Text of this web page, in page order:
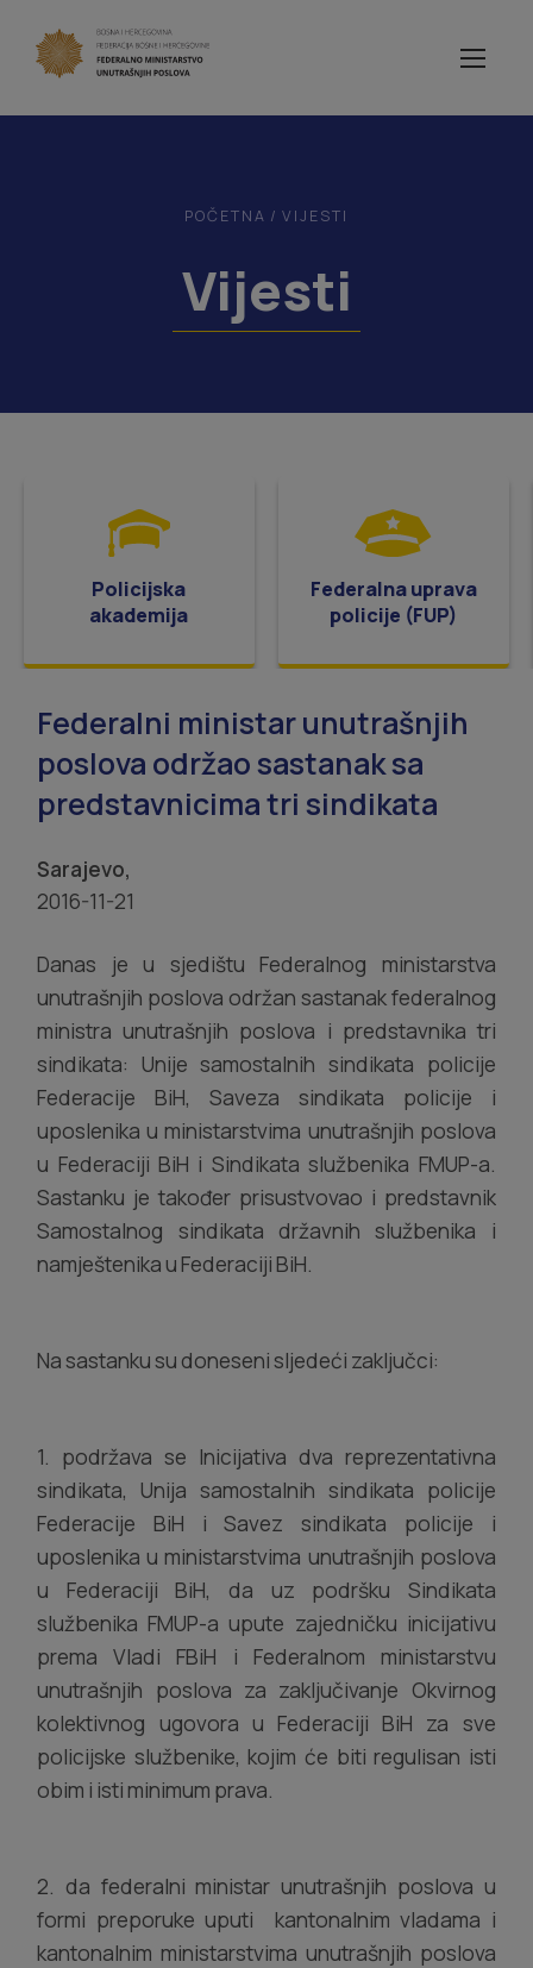
POČETNA / VIJESTI
Vijesti
Policijska
akademija
Federalna uprava
policije (FUP)
Federalni ministar unutrašnjih
poslova održao sastanak sa
predstavnicima tri sindikata
Sarajevo,
2016-11-21
Danas je u sjedištu Federalnog ministarstva
unutrašnjih poslova održan sastanak federalnog
ministra unutrašnjih poslova i predstavnika tri
sindikata: Unije samostalnih sindikata policije
Federacije BiH, Saveza sindikata policije i
uposlenika u ministarstvima unutrašnjih poslova
u Federaciji BiH i Sindikata službenika FMUP-a.
Sastanku je također prisustvovao i predstavnik
Samostalnog sindikata državnih službenika i
namještenika u Federaciji BiH.
Na sastanku su doneseni sljedeći zaključci:
1. podržava se Inicijativa dva reprezentativna
sindikata, Unija samostalnih sindikata policije
Federacije BiH i Savez sindikata policije i
uposlenika u ministarstvima unutrašnjih poslova
u Federaciji BiH, da uz podršku Sindikata
službenika FMUP-a upute zajedničku inicijativu
prema Vladi FBiH i Federalnom ministarstvu
unutrašnjih poslova za zaključivanje Okvirnog
kolektivnog ugovora u Federaciji BiH za sve
policijske službenike, kojim će biti regulisan isti
obim i isti minimum prava.
2. da federalni ministar unutrašnjih poslova u
formi preporuke uputi kantonalnim vladama i
kantonalnim ministarstvima unutrašnjih poslova